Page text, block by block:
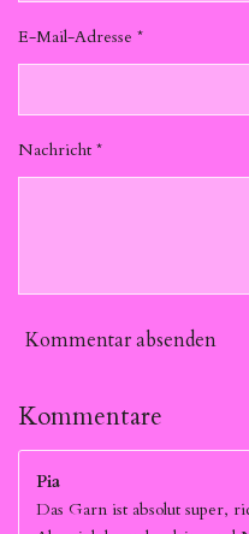
E-Mail-Adresse *
Nachricht *
Kommentar absenden
Kommentare
Pia
Das Garn ist absolut super,